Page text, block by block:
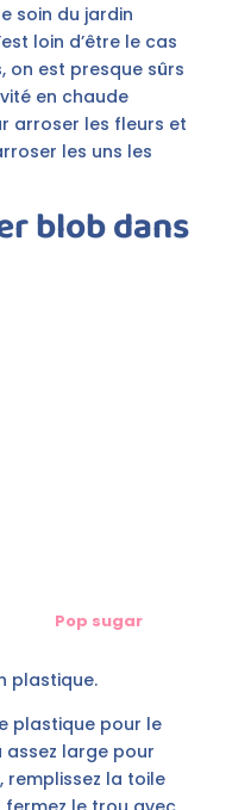
soin du jardin
loin d’être le cas
on est presque sûrs
en chaude
arroser les fleurs et
les uns les
blob dans
Pop sugar
plastique.
plastique pour le
assez large pour
remplissez la toile